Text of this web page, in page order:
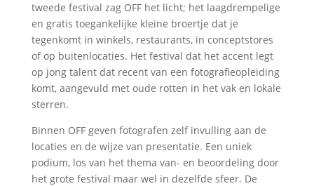
tweede festival zag OFF het licht; het laagdrempelige
en gratis toegankelijke kleine broertje dat je
tegenkomt in winkels, restaurants, in conceptstores
of op buitenlocaties. Het festival dat het accent legt
op jong talent dat recent van een fotografieopleiding
komt, aangevuld met oude rotten in het vak en lokale
sterren.
Binnen OFF geven fotografen zelf invulling aan de
locaties en de wijze van presentatie. Een uniek
podium, los van het thema van- en beoordeling door
het grote festival maar wel in dezelfde sfeer. De